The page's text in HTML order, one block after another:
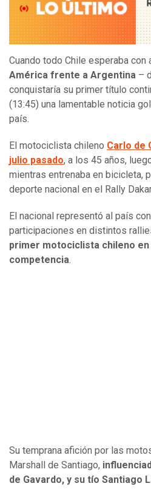
Cuando todo Chile esperaba con
América frente a Argentina –
conquistaría su primer título
(13:45) una lamentable noticia
país.
El motociclista chileno Carlo de
julio pasado, a los 45 años,
mientras entrenaba en bicicleta,
deporte nacional en el Rally
El nacional representó al país
participaciones en distintos
primer motociclista chileno
competencia.
Su temprana afición por las
Marshall de Santiago,
de Gavardo, y su tío Santiago